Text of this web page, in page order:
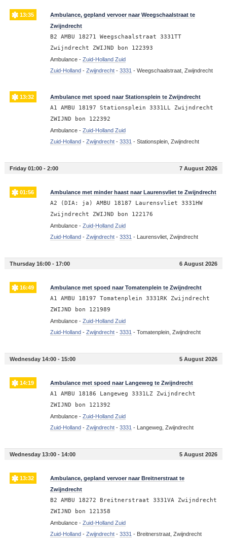
13:35
Ambulance, gepland vervoer naar Weegschaalstraat te
Zwijndrecht
B2 AMBU 18271 Weegschaalstraat 3331TT
Zwijndrecht ZWIJND bon 122393
Ambulance - Zuid-Holland Zuid
Zuid-Holland - Zwijndrecht- 3331 - Weegschaalstraat, Zwijndrecht
13:32 Ambulance met spoed naar Stationsplein te Zwijndrecht
A1 AMBU 18197 Stationsplein 3331LL Zwijndrecht
ZWIJND bon 122392
Ambulance - Zuid-Holland Zuid
Zuid-Holland - Zwijndrecht- 3331 - Stationsplein, Zwijndrecht
Friday 01:00 - 2:00 7 August 2026
01:56 Ambulance met minder haast naar Laurensvliet te Zwijndrecht
A2 (DIA: ja) AMBU 18187 Laurensvliet 3331HW
Zwijndrecht ZWIJND bon 122176
Ambulance - Zuid-Holland Zuid
Zuid-Holland - Zwijndrecht- 3331 - Laurensvliet, Zwijndrecht
Thursday 16:00 - 17:00 6 August 2026
16:49 Ambulance met spoed naar Tomatenplein te Zwijndrecht
A1 AMBU 18197 Tomatenplein 3331RK Zwijndrecht
ZWIJND bon 121989
Ambulance - Zuid-Holland Zuid
Zuid-Holland - Zwijndrecht- 3331 - Tomatenplein, Zwijndrecht
Wednesday 14:00 - 15:00 5 August 2026
14:19 Ambulance met spoed naar Langeweg te Zwijndrecht
A1 AMBU 18186 Langeweg 3331LZ Zwijndrecht
ZWIJND bon 121392
Ambulance - Zuid-Holland Zuid
Zuid-Holland - Zwijndrecht- 3331 - Langeweg, Zwijndrecht
Wednesday 13:00 - 14:00 5 August 2026
13:32
Ambulance, gepland vervoer naar Breitnerstraat te
Zwijndrecht
B2 AMBU 18272 Breitnerstraat 3331VA Zwijndrecht
ZWIJND bon 121358
Ambulance - Zuid-Holland Zuid
Zuid-Holland - Zwijndrecht- 3331 - Breitnerstraat, Zwijndrecht